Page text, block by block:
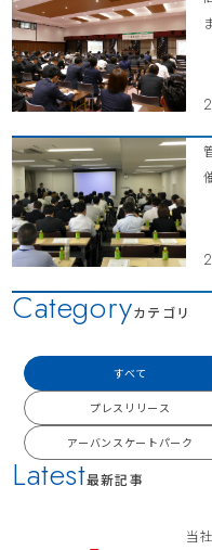
Latest最新記事
当
Categoryカテゴリ
すべて
プレスリリース
アーバンスケートパーク